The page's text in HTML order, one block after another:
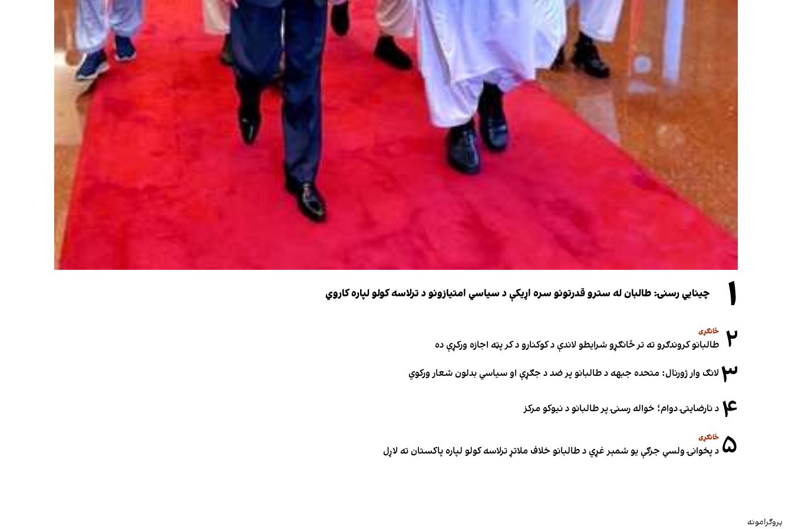
۱ چینایي رسنۍ: طالبان له سترو قدرتونو سره اړیکې د سیاسي امتیازونو د ترلاسه کولو لپاره کاروي
۲ ځانګړی
طالبانو کروندګرو ته تر ځانګړو شرایطو لاندې د کوکنارو د کر پټه اجازه ورکړې ده
۳ لانګ وار ژورنال: متحده جبهه د طالبانو پر ضد د جګړې او سیاسي بدلون شعار ورکوي
۴ د نارضایتۍ دوام؛ خواله رسنۍ پر طالبانو د نیوکو مرکز
۵ ځانګړی
د پخوانۍ ولسي جرګې یو شمېر غړي د طالبانو خلاف ملاتړ ترلاسه کولو لپاره پاکستان ته لاړل
پروګرامونه